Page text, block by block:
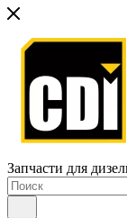
Запчасти для